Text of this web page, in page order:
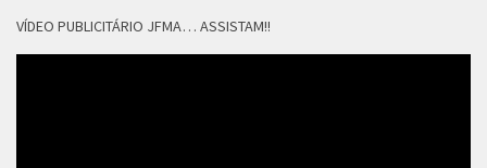
VÍDEO PUBLICITÁRIO JFMA… ASSISTAM!!